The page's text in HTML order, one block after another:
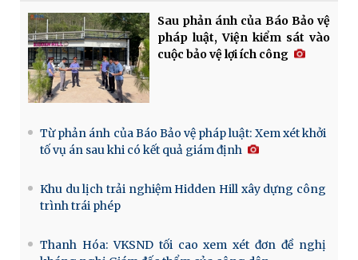
Sau phản ánh của Báo Bảo vệ
pháp luật, Viện kiểm sát vào
cuộc bảo vệ lợi ích công
Từ phản ánh của Báo Bảo vệ pháp luật: Xem xét khởi
tố vụ án sau khi có kết quả giám định
Khu du lịch trải nghiệm Hidden Hill xây dựng công
trình trái phép
Thanh Hóa: VKSND tối cao xem xét đơn đề nghị